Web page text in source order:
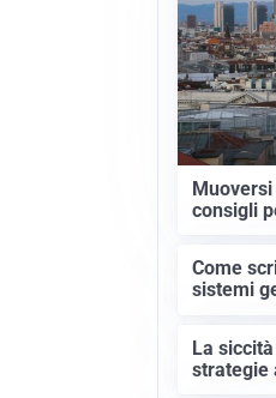
consigli
Come
sistemi
La
strategie